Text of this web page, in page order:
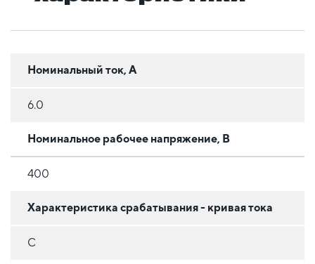
Номинальный ток, А
6.0
Номинальное рабочее напряжение, В
400
Характеристика срабатывания - кривая тока
C